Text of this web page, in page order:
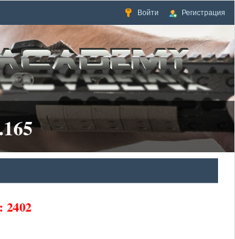
Войти Регистрация
2402